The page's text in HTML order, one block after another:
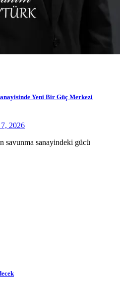
Yeni Bir Güç Merkezi
2026
sanayindeki gücü